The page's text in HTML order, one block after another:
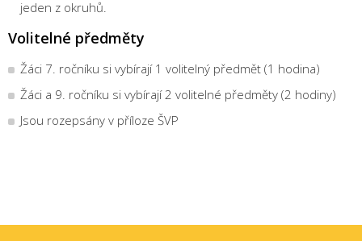
jeden z okruhů.
Volitelné předměty
Žáci 7. ročníku si vybírají 1 volitelný předmět (1 hodina)
Žáci a 9. ročníku si vybírají 2 volitelné předměty (2 hodiny)
Jsou rozepsány v příloze ŠVP